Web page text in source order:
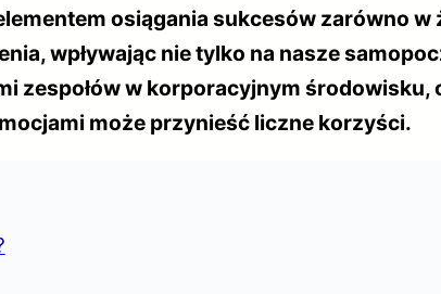
osiągania sukcesów zarówno
wpływając nie tylko na nasze
zespołów w korporacyjnym środowisku,
może przynieść liczne korzyści.